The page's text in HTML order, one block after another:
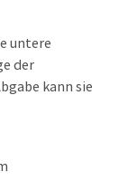
untere
der
kann sie